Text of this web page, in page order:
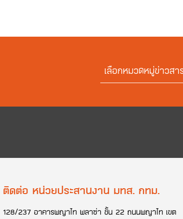
เลือกหมวดหมู่ข่าวสา
ติดต่อ หน่วยประสานงาน มทส. กทม.
128/237 อาคารพญาไท พลาซ่า ชั้น 22 ถนนพญาไท เขต